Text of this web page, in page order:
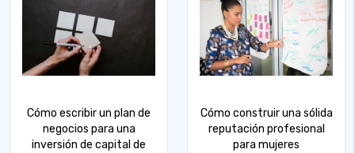
Cómo escribir un plan de
negocios para una
inversión de capital de
Cómo construir una sólida
reputación profesional
para mujeres